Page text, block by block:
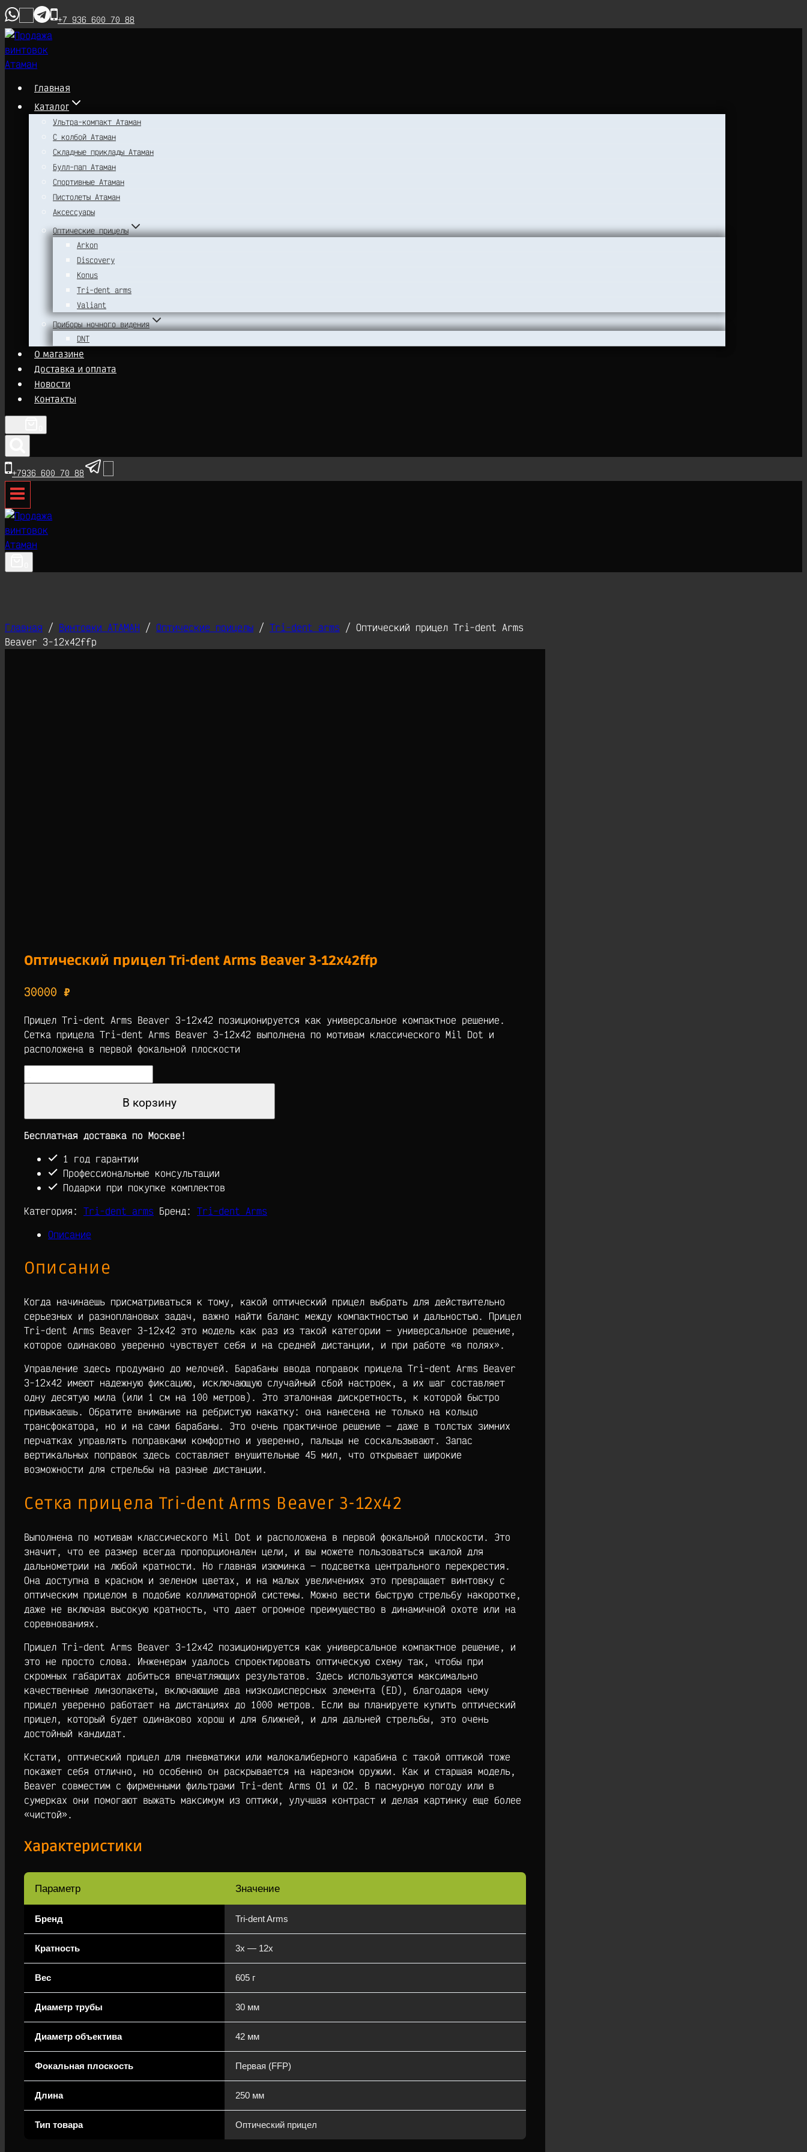
Перейти
к
содержимому
+7 936 600 70 88
Главная
Каталог
Ультра-компакт Атаман
С колбой Атаман
Складные приклады Атаман
Булл-пап Атаман
Спортивные Атаман
Пистолеты Атаман
Аксессуары
Оптические прицелы
Arkon
Discovery
Konus
Tri-dent arms
Valiant
Приборы ночного видения
DNT
О магазине
Доставка и оплата
Новости
Контакты
+7936 600 70 88
Главная / Винтовки АТАМАН / Оптические прицелы / Tri-dent arms / Оптический прицел Tri-dent Arms
Beaver 3-12х42ffp
Оптический прицел Tri-dent Arms Beaver 3-12х42ffp
30000 ₽
Прицел Tri-dent Arms Beaver 3-12х42 позиционируется как универсальное компактное решение.
Сетка прицела Tri-dent Arms Beaver 3-12х42 выполнена по мотивам классического Mil Dot и
расположена в первой фокальной плоскости
товара
Tri-
dent
Arms
Beaver
В корзину
Бесплатная доставка по Москве!
1 год гарантии
Профессиональные консультации
Подарки при покупке комплектов
Категория: Tri-dent arms Бренд: Tri-dent Arms
Описание
Описание
Когда начинаешь присматриваться к тому, какой оптический прицел выбрать для действительно
серьезных и разноплановых задач, важно найти баланс между компактностью и дальностью. Прицел
Tri-dent Arms Beaver 3-12х42 это модель как раз из такой категории — универсальное решение,
которое одинаково уверенно чувствует себя и на средней дистанции, и при работе «в полях».
Управление здесь продумано до мелочей. Барабаны ввода поправок прицела Tri-dent Arms Beaver
3-12х42 имеют надежную фиксацию, исключающую случайный сбой настроек, а их шаг составляет
одну десятую мила (или 1 см на 100 метров). Это эталонная дискретность, к которой быстро
привыкаешь. Обратите внимание на ребристую накатку: она нанесена не только на кольцо
трансфокатора, но и на сами барабаны. Это очень практичное решение — даже в толстых зимних
перчатках управлять поправками комфортно и уверенно, пальцы не соскальзывают. Запас
вертикальных поправок здесь составляет внушительные 45 мил, что открывает широкие
возможности для стрельбы на разные дистанции.
Сетка прицела Tri-dent Arms Beaver 3-12х42
Выполнена по мотивам классического Mil Dot и расположена в первой фокальной плоскости. Это
значит, что ее размер всегда пропорционален цели, и вы можете пользоваться шкалой для
дальнометрии на любой кратности. Но главная изюминка — подсветка центрального перекрестия.
Она доступна в красном и зеленом цветах, и на малых увеличениях это превращает винтовку с
оптическим прицелом в подобие коллиматорной системы. Можно вести быструю стрельбу накоротке,
даже не включая высокую кратность, что дает огромное преимущество в динамичной охоте или на
соревнованиях.
Прицел Tri-dent Arms Beaver 3-12х42 позиционируется как универсальное компактное решение, и
это не просто слова. Инженерам удалось спроектировать оптическую схему так, чтобы при
скромных габаритах добиться впечатляющих результатов. Здесь используются максимально
качественные линзопакеты, включающие два низкодисперсных элемента (ED), благодаря чему
прицел уверенно работает на дистанциях до 1000 метров. Если вы планируете купить оптический
прицел, который будет одинаково хорош и для ближней, и для дальней стрельбы, это очень
достойный кандидат.
Кстати, оптический прицел для пневматики или малокалиберного карабина с такой оптикой тоже
покажет себя отлично, но особенно он раскрывается на нарезном оружии. Как и старшая модель,
Beaver совместим с фирменными фильтрами Tri-dent Arms O1 и O2. В пасмурную погоду или в
сумерках они помогают выжать максимум из оптики, улучшая контраст и делая картинку еще более
«чистой».
Характеристики
Параметр Значение
Бренд Tri-dent Arms
Кратность 3x — 12x
Вес 605 г
Диаметр трубы 30 мм
Диаметр объектива 42 мм
Фокальная плоскость Первая (FFP)
Длина 250 мм
Тип товара Оптический прицел